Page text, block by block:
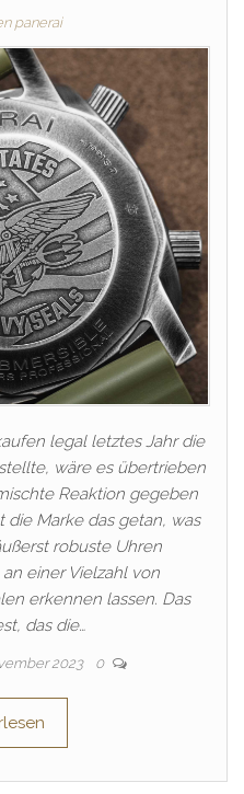
panerai
legal letztes Jahr die
wäre es übertrieben
Reaktion gegeben
die Marke das getan, was
robuste Uhren
einer Vielzahl von
erkennen lassen. Das
das die…
2023 0